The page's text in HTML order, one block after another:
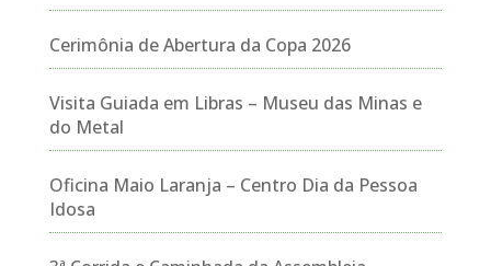
Cerimônia de Abertura da Copa 2026
Visita Guiada em Libras – Museu das Minas e
do Metal
Oficina Maio Laranja – Centro Dia da Pessoa
Idosa